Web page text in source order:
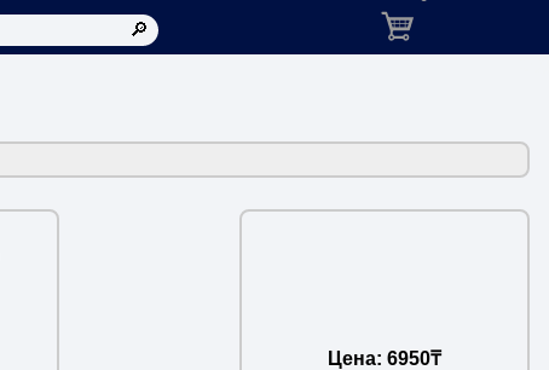
Корзина: товаров в
Цена: 6950₸